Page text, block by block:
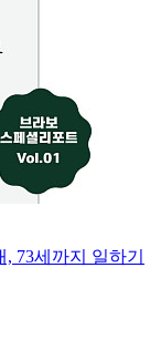
73세까지 일하기